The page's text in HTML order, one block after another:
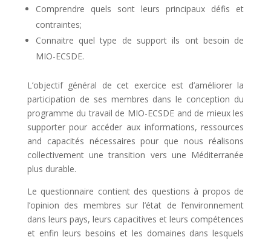
Comprendre quels sont leurs principaux défis et
contraintes;
Connaitre quel type de support ils ont besoin de
MIO-ECSDE.
L’objectif général de cet exercice est d’améliorer la
participation de ses membres dans le conception du
programme du travail de MIO-ECSDE and de mieux les
supporter pour accéder aux informations, ressources
and capacités nécessaires pour que nous réalisons
collectivement une transition vers une Méditerranée
plus durable.
Le questionnaire contient des questions à propos de
l’opinion des membres sur l’état de l’environnement
dans leurs pays, leurs capacitives et leurs compétences
et enfin leurs besoins et les domaines dans lesquels